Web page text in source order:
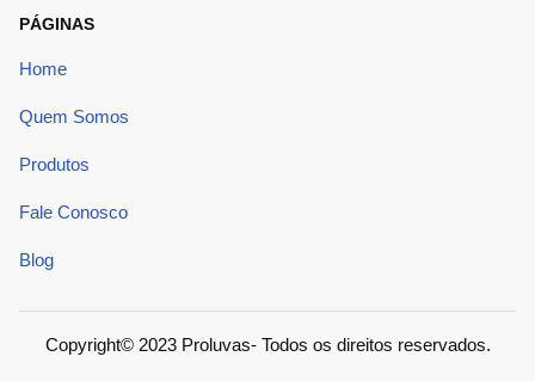
PÁGINAS
Home
Quem Somos
Produtos
Fale Conosco
Blog
Copyright© 2023 Proluvas- Todos os direitos reservados.